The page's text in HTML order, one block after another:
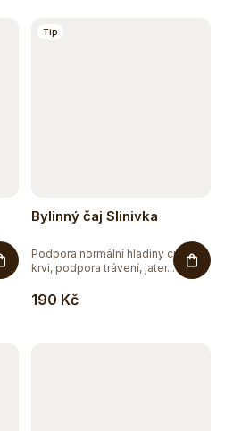
Tip
Bylinný čaj Slinivka
190 Kč
Podpora normální hladiny cukru v
krvi, podpora trávení, jater...